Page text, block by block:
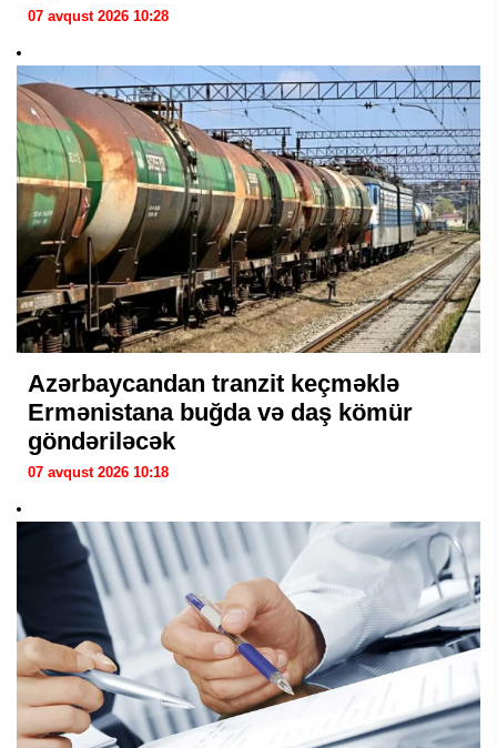
07 avqust 2026 10:28
Azərbaycandan tranzit keçməklə
Ermənistana buğda və daş kömür
göndəriləcək
07 avqust 2026 10:18